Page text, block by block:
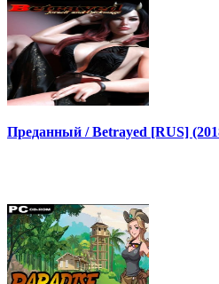
Преданный / Betrayed [RUS]